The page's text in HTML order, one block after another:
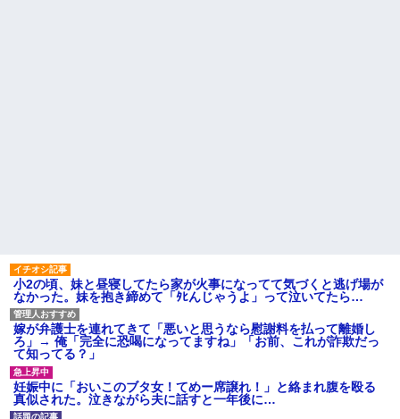
小2の頃、妹と昼寝してたら家が火事になってて気づくと逃げ場が
なかった。妹を抱き締めて「ﾀﾋんじゃうよ」って泣いてたら…
嫁が弁護士を連れてきて「悪いと思うなら慰謝料を払って離婚し
ろ」→ 俺「完全に恐喝になってますね」「お前、これが詐欺だっ
て知ってる？」
妊娠中に「おいこのブタ女！てめー席譲れ！」と絡まれ腹を殴る
真似された。泣きながら夫に話すと一年後に…